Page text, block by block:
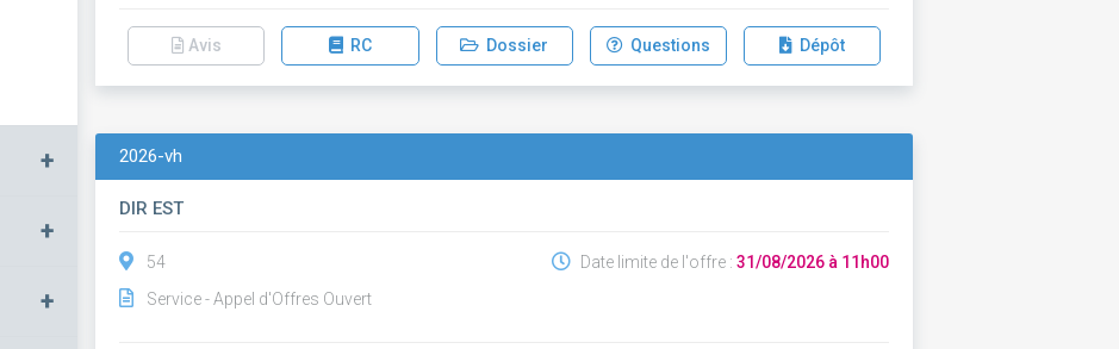
+
+
+
Avis RC Dossier Questions Dépôt
2026-vh
DIR EST
54
Service - Appel d'Offres Ouvert
Date limite de l'offre : 31/08/2026 à 11h00